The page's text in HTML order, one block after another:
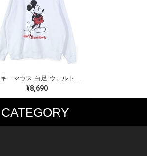
ミッキーマウス 白足 ウォルトディズニーオフィシャル スウェット ホワイト WALT DISNEY WORLD ウォルトディズニーオフィシャル サイズXL相当 古着 CF0995
¥8,690
CATEGORY
T-SHIRTS